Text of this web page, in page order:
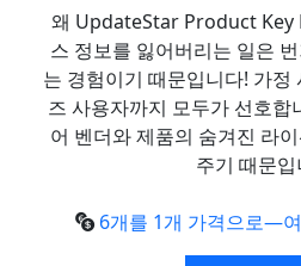
왜 UpdateStar Product Key
스 정보를 잃어버리는 일은
는 경험이기 때문입니다! 가정
즈 사용자까지 모두가 선호합
어 벤더와 제품의 숨겨진 라
주기 때문입
6개를 1개 가격으로—